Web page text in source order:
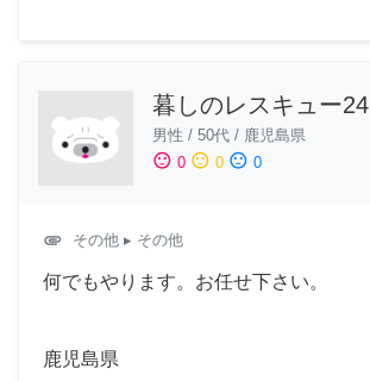
暮しのレスキュー24
男性 / 50代 / 鹿児島県
sentiment_satisfied 0 sentiment_neutral 0 sentiment_dissatisfied 0
attachment その他 ▸ その他
何でもやります。お任せ下さい。
鹿児島県